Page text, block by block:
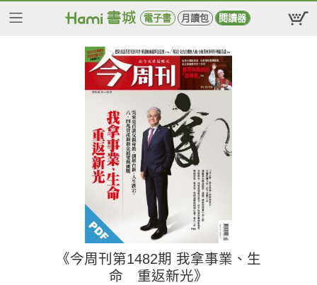
電子書 月讀包 閱讀器
《今周刊第1482期 我拿事業、生
命 重返新光》